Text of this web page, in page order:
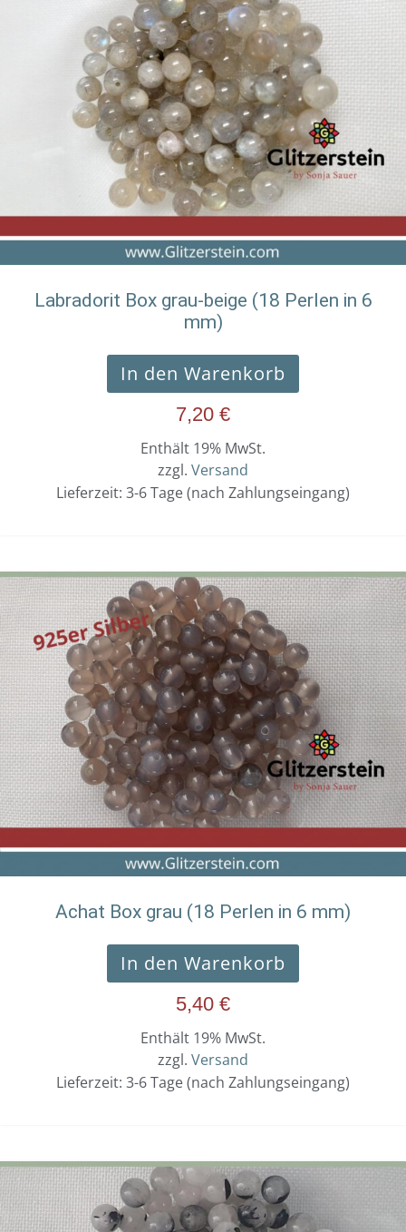
Labradorit Box grau-beige (18 Perlen in 6
mm)
In den Warenkorb
7,20 €
Enthält 19% MwSt.
zzgl. Versand
Lieferzeit: 3-6 Tage (nach Zahlungseingang)
Achat Box grau (18 Perlen in 6 mm)
In den Warenkorb
5,40 €
Enthält 19% MwSt.
zzgl. Versand
Lieferzeit: 3-6 Tage (nach Zahlungseingang)